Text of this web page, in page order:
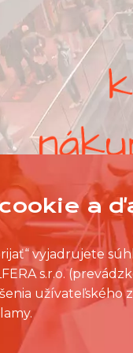
a
vyjadrujete
s.r.o.
užívateľského